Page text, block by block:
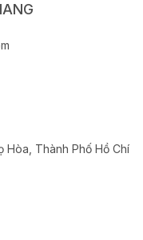
Thành Phố Hồ Chí